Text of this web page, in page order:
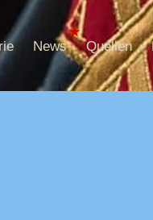
News Quellen